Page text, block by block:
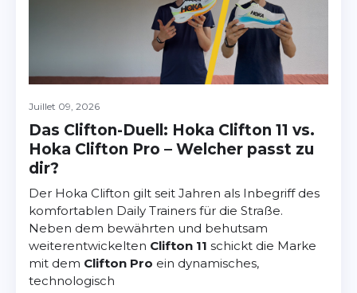
Juillet 09, 2026
Das Clifton-Duell: Hoka Clifton 11 vs.
Hoka Clifton Pro – Welcher passt zu
dir?
Der Hoka Clifton gilt seit Jahren als Inbegriff des
komfortablen Daily Trainers für die Straße.
Neben dem bewährten und behutsam
weiterentwickelten Clifton 11 schickt die Marke
mit dem Clifton Pro ein dynamisches,
technologisch